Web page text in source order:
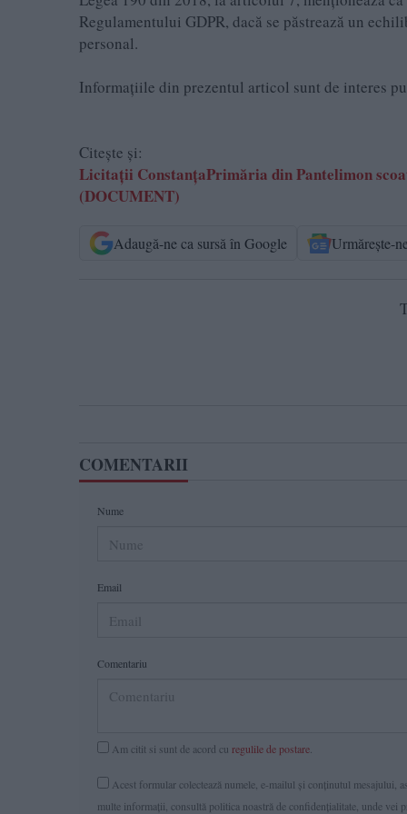
Regulamentului GDPR, dacă se păstrează un
personal.
Informațiile din prezentul articol sunt de interes
Citește și:
Licitații ConstanțaPrimăria din Pantelimon
(DOCUMENT)
Adaugă-ne ca sursă în Google Urmărește-
COMENTARII
Nume
Email
Comentariu
Am citit si sunt de acord cu regulile de postare
Acest formular colectează numele, e-mailul şi conținutul mesajului,
multe informaţii, consultă politica noastră de confidenţialitate, unde vei